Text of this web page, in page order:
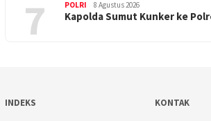
7 POLRI 8 Agustus 2026
Kapolda Sumut Kunker ke
INDEKS KONTAK